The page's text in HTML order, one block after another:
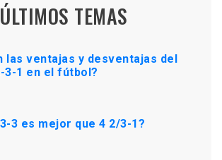
ÚLTIMOS TEMAS
las ventajas y desventajas del
3-1 en el fútbol?
3 es mejor que 4 2/3-1?